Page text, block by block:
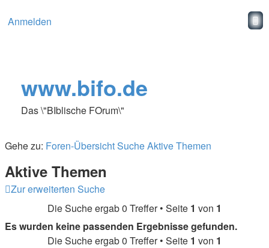
Anmelden
www.bifo.de
Das \"BIblische FOrum\"
Gehe zu: Foren-ÜbersichtSucheAktive Themen
Aktive Themen
Zur erweiterten Suche
Die Suche ergab 0 Treffer • Seite 1 von 1
Es wurden keine passenden Ergebnisse gefunden.
Die Suche ergab 0 Treffer • Seite 1 von 1